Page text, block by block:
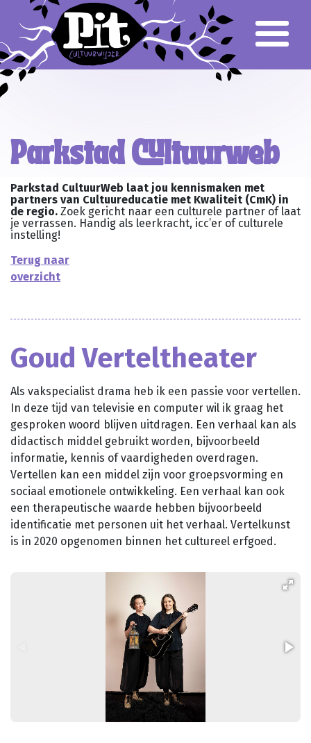
Over Pit
Team
Klankbordgroep
Verantwoording
Voortgezet Onderwijs
Gespecialiseerd Onderwijs
Busvervoer
Lesbrieven
Culturele partners
Planned Culture
Bijeenkomsten
Aanvragen klankbordgroep
Actueel
Agenda
Scholenportaal
Inspiratiewijzer
Parkstad Cultuurweb
Parkstad CultuurWeb laat jou kennismaken met
partners van Cultuureducatie met Kwaliteit (CmK) in
de regio. Zoek gericht naar een culturele partner of laat
je verrassen. Handig als leerkracht, icc’er of culturele
instelling!
Terug naar
overzicht
Goud Verteltheater
Als vakspecialist drama heb ik een passie voor vertellen.
In deze tijd van televisie en computer wil ik graag het
gesproken woord blijven uitdragen. Een verhaal kan als
didactisch middel gebruikt worden, bijvoorbeeld
informatie, kennis of vaardigheden overdragen.
Vertellen kan een middel zijn voor groepsvorming en
sociaal emotionele ontwikkeling. Een verhaal kan ook
een therapeutische waarde hebben bijvoorbeeld
identificatie met personen uit het verhaal. Vertelkunst
is in 2020 opgenomen binnen het cultureel erfgoed.